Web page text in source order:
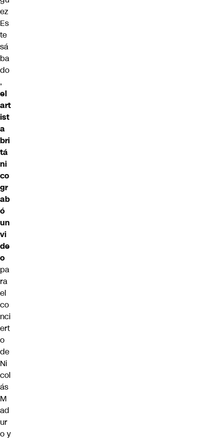
ez
Es
te
sá
ba
do
,
el
art
ist
a
bri
tá
ni
co
gr
ab
ó
un
vi
de
o
pa
ra
el
co
nci
ert
o
de
Ni
col
ás
M
ad
ur
o y